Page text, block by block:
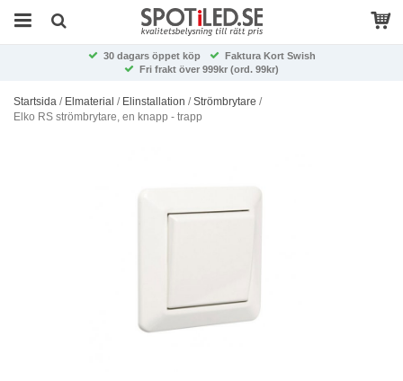
30 dagars öppet köp
Faktura Kort Swish
Fri frakt över 999kr (ord. 99kr)
Startsida / Elmaterial / Elinstallation /Strömbrytare /
Elko RS strömbrytare, en knapp - trapp